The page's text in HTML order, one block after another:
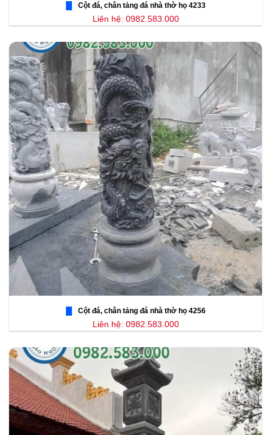
Cột đá, chân tảng đá nhà thờ họ 4233
Liên hệ: 0982.583.000
Cột đá, chân tảng đá nhà thờ họ 4256
Liên hệ: 0982.583.000